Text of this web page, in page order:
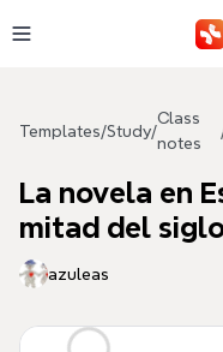
Templates/Study/
Class
notes
La novela en
mitad del
azuleas